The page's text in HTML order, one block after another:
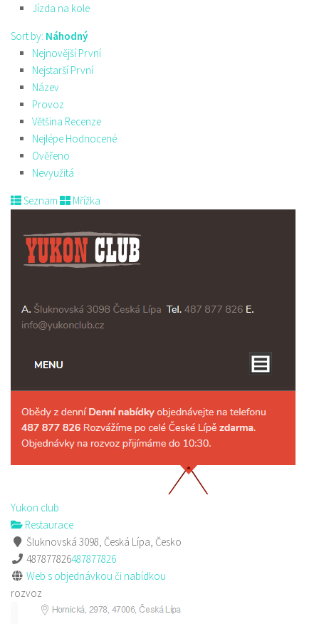
Jízda na kole
Sort by: Náhodný
Nejnovější První
Nejstarší První
Název
Provoz
Většina Recenze
Nejlépe Hodnocené
Ověřeno
Nevyužitá
Seznam Mřížka
Yukon club
Restaurace
Šluknovská 3098, Česká Lípa, Česko
487877826487877826
Web s objednávkou či nabídkou
rozvoz